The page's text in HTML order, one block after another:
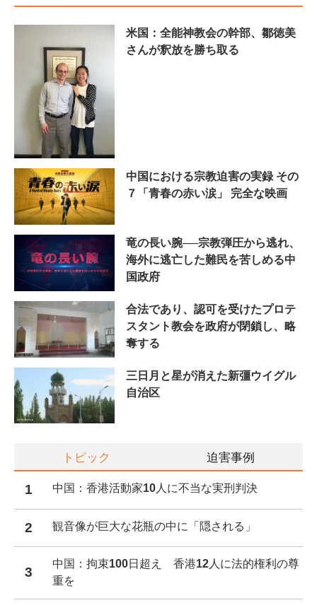
米国：全能神教会の幹部、鄒徳美
さんが釈放を勝ち取る
中国における宗教迫害の実録 その
７「青春の赤い涙」 完全な映画
竜の長い腕──宗教弾圧から逃れ、
海外に逃亡した難民を苦しめる中
国政府
合法であり、認可を受けたプロテ
スタント教会を政府が閉鎖し、略
奪する
三日月と星が消えた新彊ウイグル
自治区
トピック 迫害事例
1 中国：香港活動家10人に不当な実刑判決
2 観音像が巨大な花瓶の中に「隠される」
3
中国：拘束100日超え 香港12人に法的権利の尊
重を